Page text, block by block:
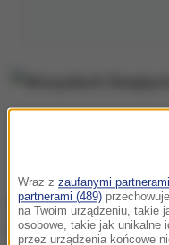
Cmentarz przy ul
Kierowcy jadący w
Wraz z zaufanymi
partnerami (489)
na Twoim urządzeniu, takie
osobowe, takie jak unikalne
przez urządzenia końcowe